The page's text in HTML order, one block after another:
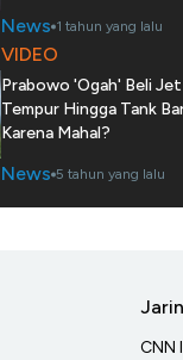
News 1 tahun yang lalu
VIDEO
Prabowo 'Ogah' Beli Jet
Tempur Hingga Tank
Karena Mahal?
News 5 tahun yang lalu
CNN